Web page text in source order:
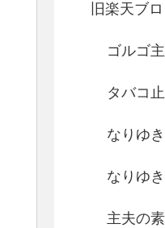
旧楽天ブ
ゴルゴ
タバコ
なりゆ
なりゆ
主夫の